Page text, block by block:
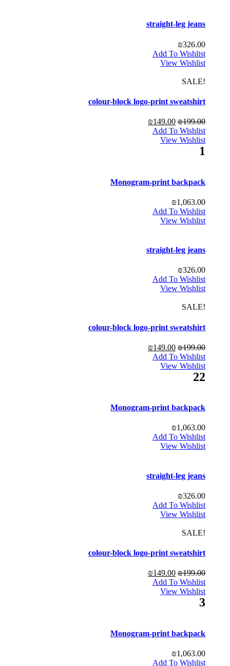
straight-leg jeans
₪326.00
Add To Wishlist
View Wishlist
!SALE
colour-block logo-print sweatshirt
₪199.00
₪149.00
Add To Wishlist
View Wishlist
1
Monogram-print backpack
₪1,063.00
Add To Wishlist
View Wishlist
straight-leg jeans
₪326.00
Add To Wishlist
View Wishlist
!SALE
colour-block logo-print sweatshirt
₪199.00
₪149.00
Add To Wishlist
View Wishlist
22
Monogram-print backpack
₪1,063.00
Add To Wishlist
View Wishlist
straight-leg jeans
₪326.00
Add To Wishlist
View Wishlist
!SALE
colour-block logo-print sweatshirt
₪199.00
₪149.00
Add To Wishlist
View Wishlist
3
Monogram-print backpack
₪1,063.00
Add To Wishlist